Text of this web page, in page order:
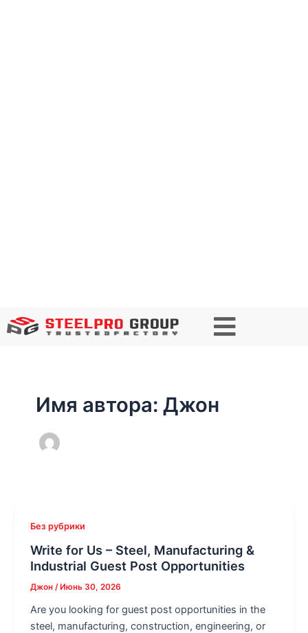
Имя автора: Джон
Без рубрики
Write for Us – Steel, Manufacturing &
Industrial Guest Post Opportunities
Джон/ Июнь 30, 2026
Are you looking for guest post opportunities in the
steel, manufacturing, construction, engineering, or
Постраничная
навигация